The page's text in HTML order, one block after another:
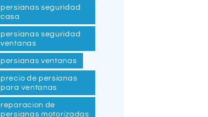
persianas seguridad
casa
persianas seguridad
ventanas
persianas ventanas
precio de persianas
para ventanas
reparacion de
persianas motorizadas